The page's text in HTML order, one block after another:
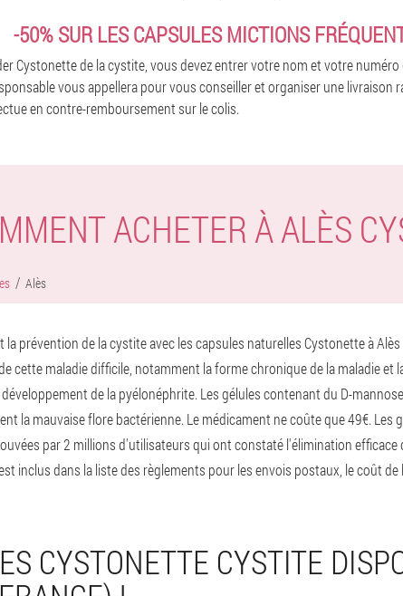
-50% SUR LES CAPSULES MICTIONS
Cystonette de la cystite, vous devez entrer votre nom et votre
vous appellera pour vous conseiller et organiser une livraison
en contre-remboursement sur le colis.
ACHETER À ALÈS
Alès
la prévention de la cystite avec les capsules naturelles Cystonette à
cette maladie difficile, notamment la forme chronique de la maladie et
de la pyélonéphrite. Les gélules contenant du D-
la mauvaise flore bactérienne. Le médicament ne coûte que 49€. Les
par 2 millions d'utilisateurs qui ont constaté l'élimination efficace
inclus dans la liste des règlements pour les envois postaux, le coût
CYSTONETTE CYSTITE